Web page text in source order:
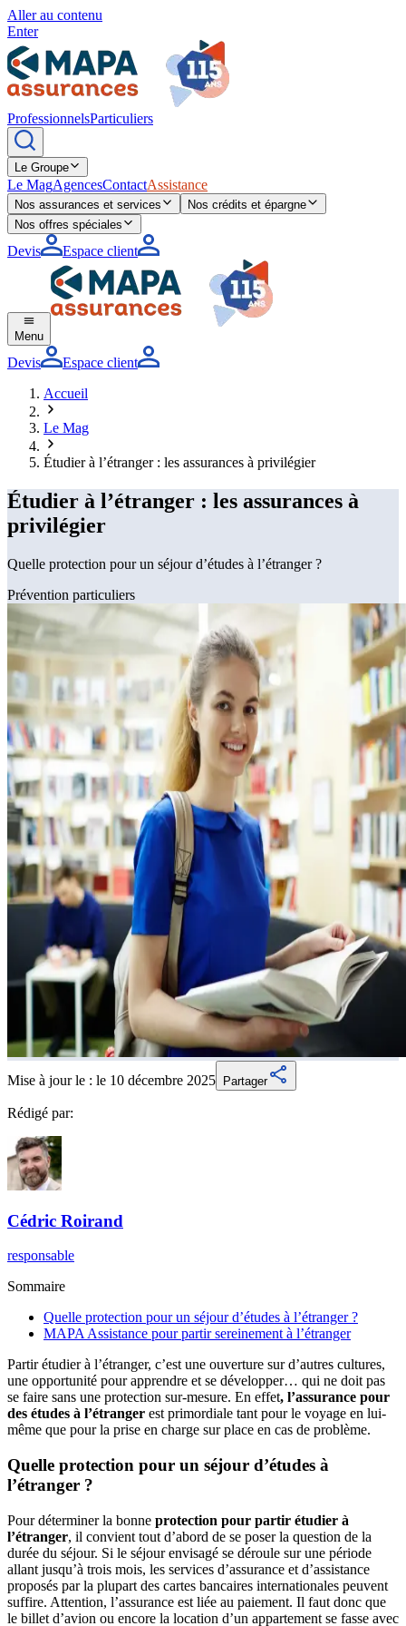
Aller au contenu
Enter
ProfessionnelsParticuliers
Le Groupe
Le MagAgencesContactAssistance
Nos assurances et services
Nos crédits et épargne
Nos offres spéciales
Devis Espace client
Menu
Devis
Espace client
Accueil
Le Mag
Étudier à l’étranger : les assurances à privilégier
Étudier à l’étranger : les assurances à
privilégier
Quelle protection pour un séjour d’études à l’étranger ?
Prévention particuliers
Mise à jour le : le 10 décembre 2025 Partager
Rédigé par:
Cédric Roirand
responsable
Sommaire
Quelle protection pour un séjour d’études à l’étranger ?
MAPA Assistance pour partir sereinement à l’étranger
Partir étudier à l’étranger, c’est une ouverture sur d’autres cultures,
une opportunité pour apprendre et se développer… qui ne doit pas
se faire sans une protection sur-mesure. En effet, l’assurance pour
des études à l’étranger est primordiale tant pour le voyage en lui-
même que pour la prise en charge sur place en cas de problème.
Quelle protection pour un séjour d’études à
l’étranger ?
Pour déterminer la bonne protection pour partir étudier à
l’étranger, il convient tout d’abord de se poser la question de la
durée du séjour. Si le séjour envisagé se déroule sur une période
allant jusqu’à trois mois, les services d’assurance et d’assistance
proposés par la plupart des cartes bancaires internationales peuvent
suffire. Attention, l’assurance est liée au paiement. Il faut donc que
le billet d’avion ou encore la location d’un appartement se fasse avec